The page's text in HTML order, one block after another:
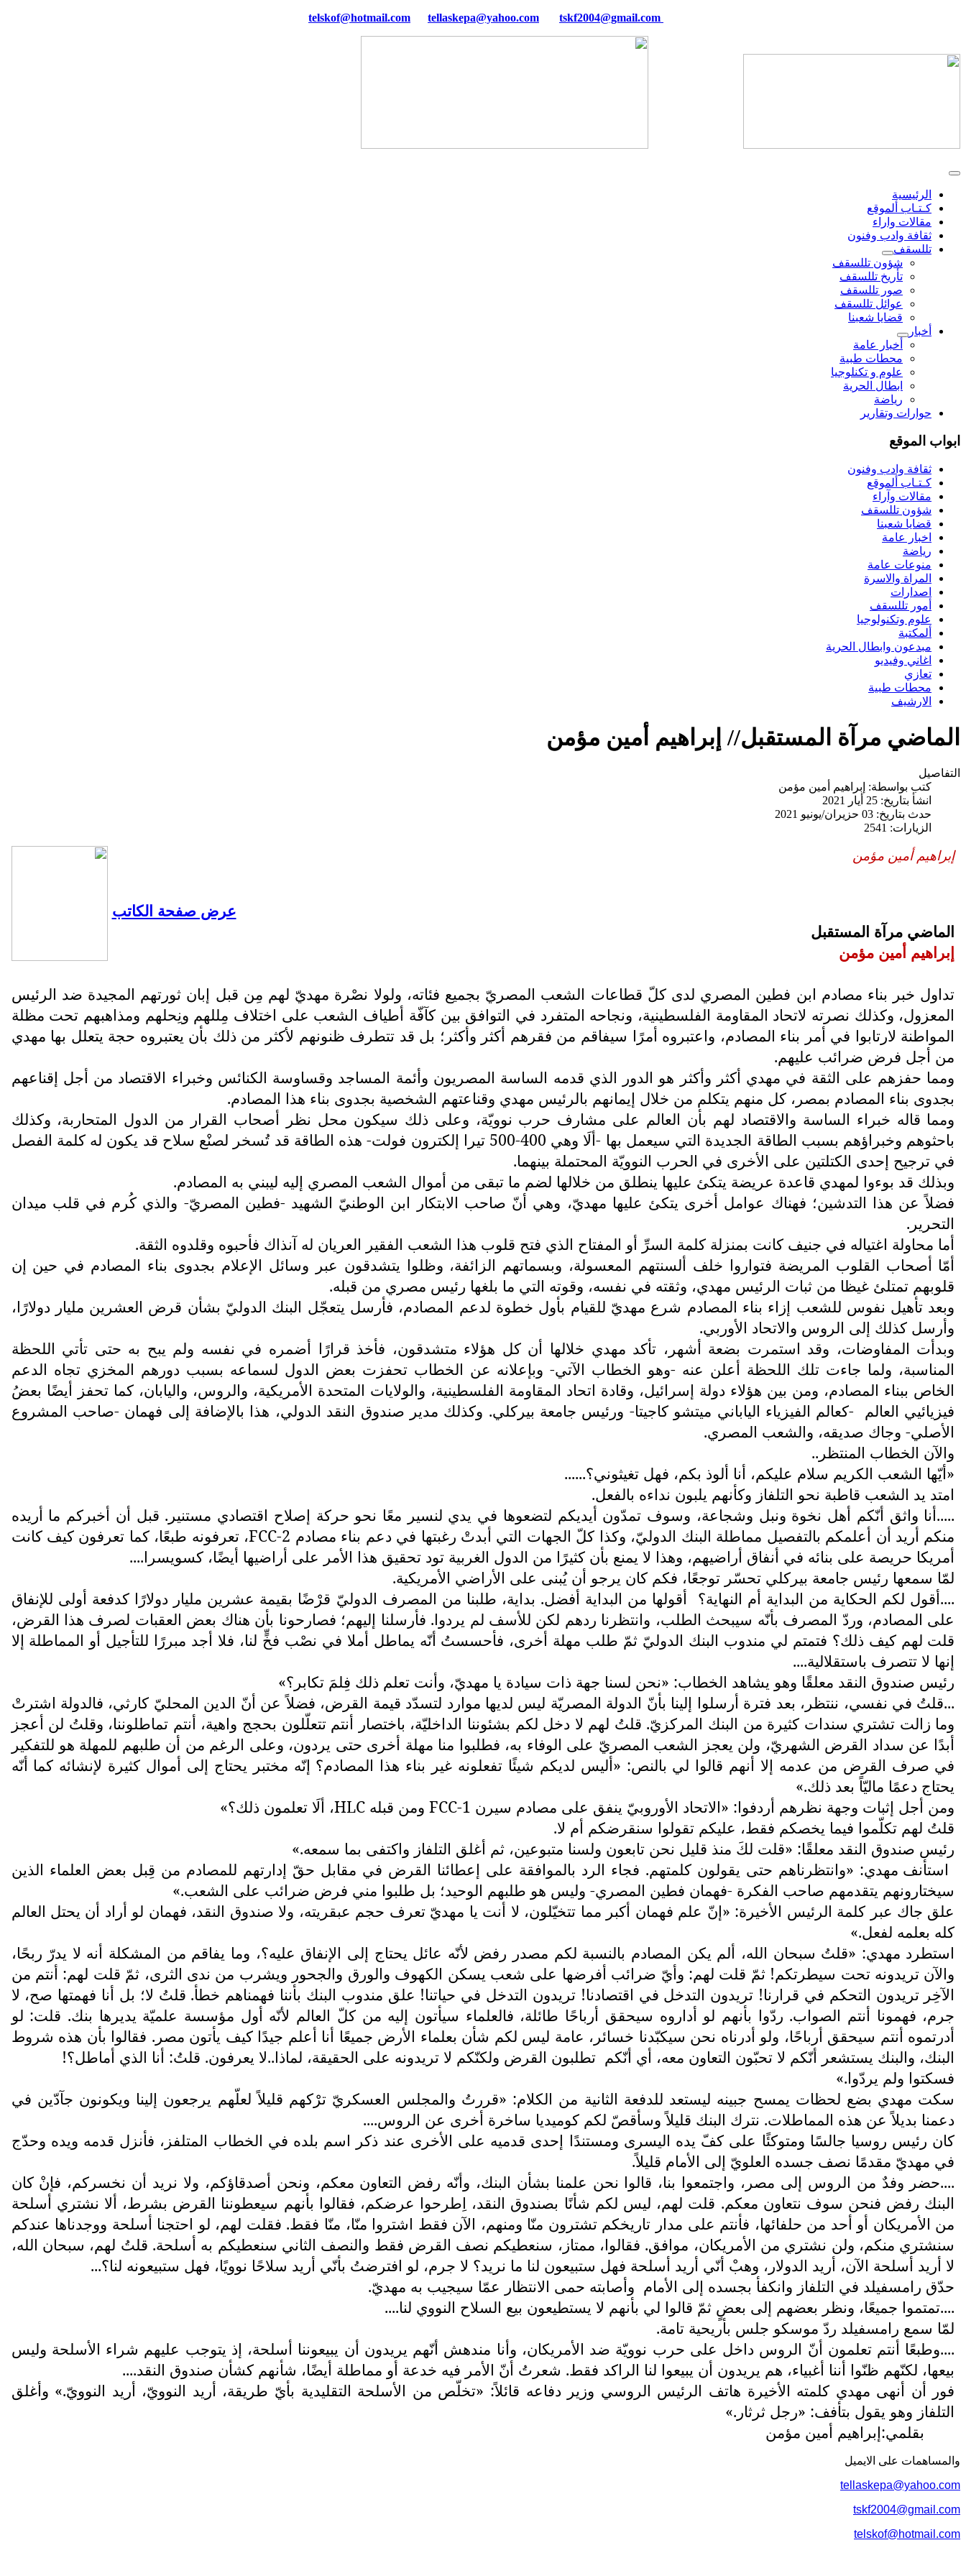
tellaskepa@yahoo.com tskf2004@gmail.com
الرئيسية
كـتـاب ألموقع
مقالات واراء
ثقافة وادب وفنون
تللسقف
شؤون تللسقف
تأريخ تللسقف
صور تللسقف
عوائل تللسقف
قضايا شعبنا
أخبار
أخبار عامة
محطات طبية
علوم و تکنلوجیا
ابطال الحرية
رياضة
حوارات وتقارير
ابواب الموقع
ثقافة وادب وفنون
كـتـاب ألموقع
مقالات وآراء
شؤون تللسقف
قضايا شعبنا
اخبار عامة
رياضة
منوعات عامة
المراة والاسرة
اصدارات
أمور تللسقف
علوم وتكنولوجيا
ألمكتبة
مبدعون وابطال الحرية
اغاني وفيديو
تعازي
محطات طبية
الارشيف
الماضي مرآة المستقبل// إبراهيم أمين مؤمن
التفاصيل
كتب بواسطة: إبراهيم أمين مؤمن
انشأ بتاريخ: 25 أيار 2021
حدث بتاريخ: 03 حزيران/يونيو 2021
الزيارات: 2541
إبراهيم أمين مؤمن
عرض صفحة الكاتب
الماضي مرآة المستقبل
إبراهيم أمين مؤمن
تداول خبر بناء مصادم ابن فطين المصري لدى كلّ قطاعات الشعب المصريّ بجميع فئاته، ولولا نصْرة مهديّ لهم مِن قبل إبان ثورتهم المجيدة ضد الرئيس
المعزول، وكذلك نصرته لاتحاد المقاومة الفلسطينية، ونجاحه المتفرد في التوافق بين كآفّة أطياف الشعب على اختلاف مِللهم ونِحلهم ومذاهبهم تحت مظلة
المواطنة لارتابوا في أمر بناء المصادم، واعتبروه أمرًا سيفاقم من فقرهم أكثر وأكثر؛ بل قد تتطرف ظنونهم لأكثر من ذلك بأن يعتبروه حجة يتعلل بها مهدي
من أجل فرض ضرائب عليهم.
ومما حفزهم على الثقة في مهدي أكثر وأكثر هو الدور الذي قدمه الساسة المصريون وأئمة المساجد وقساوسة الكنائس وخبراء الاقتصاد من أجل إقناعهم
بجدوى بناء المصادم بمصر، كل منهم يتكلم من خلال إيمانهم بالرئيس مهدي وقناعتهم الشخصية بجدوى بناء هذا المصادم.
ومما قاله خبراء الساسة والاقتصاد لهم بأن العالم على مشارف حرب نوويّة، وعلى ذلك سيكون محل نظر أصحاب القرار من الدول المتحاربة، وكذلك
باحثوهم وخبراؤهم بسبب الطاقة الجديدة التي سيعمل بها -ألَا وهي 400-500 تيرا إلكترون فولت- هذه الطاقة قد تُسخر لصنْع سلاح قد يكون له كلمة الفصل
في ترجيح إحدى الكتلتين على الأخرى في الحرب النوويّة المحتملة بينهما.
وبذلك قد بوءوا لمهدي قاعدة عريضة يتكئ عليها ينطلق من خلالها لضم ما تبقى من أموال الشعب المصري إليه ليبني به المصادم.
فضلاً عن هذا التدشين؛ فهناك عوامل أخرى يتكئ عليها مهديّ، وهي أنّ صاحب الابتكار ابن الوطنيّ الشهيد -فطين المصريّ- والذي كُرم في قلب ميدان
التحرير.
أما محاولة اغتياله في جنيف كانت بمنزلة كلمة السرِّ أو المفتاح الذي فتح قلوب هذا الشعب الفقير العريان له آنذاك فأحبوه وقلدوه الثقة.
أمّا أصحاب القلوب المريضة فتواروا خلف ألسنتهم المعسولة، وبسماتهم الزائفة، وظلوا يتشدقون عبر وسائل الإعلام بجدوى بناء المصادم في حين إن
قلوبهم تمتلئ غيظا من ثبات الرئيس مهدي، وثقته في نفسه، وقوته التي ما بلغها رئيس مصري من قبله.
وبعد تأهيل نفوس للشعب إزاء بناء المصادم شرع مهديّ للقيام بأول خطوة لدعم المصادم، فأرسل يتعجّل البنك الدوليّ بشأن قرض العشرين مليار دولارًا،
وأرسل كذلك إلى الروس والاتحاد الأوربي.
وبدأت المفاوضات، وقد استمرت بضعة أشهر، تأكد مهدي خلالها أن كل هؤلاء متشدقون، فأخذ قرارًا أضمره في نفسه ولم يبح به حتى تأتي اللحظة
المناسبة، ولما جاءت تلك اللحظة أعلن عنه -وهو الخطاب الآتي- وبإعلانه عن الخطاب تحفزت بعض الدول لسماعه بسبب دورهم المخزي تجاه الدعم
الخاص ببناء المصادم، ومن بين هؤلاء دولة إسرائيل، وقادة اتحاد المقاومة الفلسطينية، والولايات المتحدة الأمريكية، والروس، واليابان، كما تحفز أيضًا بعضُ
فيزيائيي العالم -كعالم الفيزياء الياباني ميتشو كاجيتا- ورئيس جامعة بيركلي. وكذلك مدير صندوق النقد الدولي، هذا بالإضافة إلى فهمان -صاحب المشروع
الأصلي- وجاك صديقه، والشعب المصري.
والآن الخطاب المنتظر..
«أيّها الشعب الكريم سلام عليكم، أنا ألوذ بكم، فهل تغيثوني؟......
امتد يد الشعب قاطبة نحو التلفاز وكأنهم يلبون نداءه بالفعل.
.....أنا واثق أنّكم أهل نخوة ونبل وشجاعة، وسوف تمدّون أيديكم لتضعوها في يدي لنسير معًا نحو حركة إصلاح اقتصادي مستنير. قبل أن أخبركم ما أريده
منكم أريد أن أعلمكم بالتفصيل مماطلة البنك الدوليّ، وكذا كلّ الجهات التي أبدتْ رغبتها في دعم بناء مصادم FCC-2، تعرفونه طبعًا، كما تعرفون كيف كانت
أمريكا حريصة على بنائه في أنفاق أراضيهم، وهذا لا يمنع بأن كثيرًا من الدول الغربية تود تحقيق هذا الأمر على أراضيها أيضًا، كسويسرا....
لمّا سمعها رئيس جامعة بيركلي تحسّر توجعًا، فكم كان يرجو أن يُبنى على الأراضي الأمريكية.
....أقول لكم الحكاية من البداية أم النهاية؟ أقولها من البداية أفضل. بداية، طلبنا من المصرف الدوليّ قرْضًا بقيمة عشرين مليار دولارًا كدفعة أولى للإنفاق
على المصادم، وردّ المصرف بأنّه سيبحث الطلب، وانتظرنا ردهم لكن للأسف لم يردوا. فأرسلنا إليهم؛ فصارحونا بأن هناك بعض العقبات لصرف هذا القرض،
قلت لهم كيف ذلك؟ فتمتم لي مندوب البنك الدوليّ ثمّ طلب مهلة أخرى، فأحسستُ أنّه يماطل أملا في نصْب فخٍّ لنا، فلا أجد مبررًا للتأجيل أو المماطلة إلا
إنها لا تتصرف باستقلالية....
رئيس صندوق النقد معلقًا وهو يشاهد الخطاب: «نحن لسنا جهة ذات سيادة يا مهديّ، وأنت تعلم ذلك فِلمَ تكابر؟»
...قلتُ في نفسي، ننتظر، بعد فترة أرسلوا إلينا بأنّ الدولة المصريّة ليس لديها موارد لتسدّد قيمة القرض، فضلاً عن أنّ الدين المحليّ كارثي، فالدولة اشترتْ
وما زالت تشتري سندات كثيرة من البنك المركزيّ. قلتُ لهم لا دخل لكم بشئوننا الداخليّة، باختصار أنتم تتعلّلون بحجج واهية، أنتم تماطلوننا، وقلتُ لن أعجز
أبدًا عن سداد القرض الشهريّ، ولن يعجز الشعب المصريّ على الوفاء به، فطلبوا منا مهلة أخرى حتى يردون، وعلى الرغم من أن طلبهم للمهلة هو للتفكير
في صرف القرض من عدمه إلا أنهم قالوا لي بالنص: «أليس لديكم شيئًا تفعلونه غير بناء هذا المصادم؟ إنّه مختبر يحتاج إلى أموال كثيرة لإنشائه كما أنّه
يحتاج دعمًا ماليّاً بعد ذلك.»
ومن أجل إثبات وجهة نظرهم أردفوا: «الاتحاد الأوروبيّ ينفق على مصادم سيرن FCC-1 ومن قبله HLC، ألَا تعلمون ذلك؟»
قلتُ لهم تكلّموا فيما يخصكم فقط، عليكم تقولوا سنقرضكم أم لا.
رئيس صندوق النقد معلقًا: «قلت لكَ منذ قليل نحن تابعون ولسنا متبوعين، ثم أغلق التلفاز واكتفى بما سمعه.»
استأنف مهدي: «وانتظرناهم حتى يقولون كلمتهم. فجاء الرد بالموافقة على إعطائنا القرض في مقابل حقّ إدارتهم للمصادم من قِبل بعض العلماء الذين
سيختارونهم يتقدمهم صاحب الفكرة -فهمان فطين المصري- وليس هو طلبهم الوحيد؛ بل طلبوا مني فرض ضرائب على الشعب.»
علق جاك عبر كلمة الرئيس الأخيرة: «إنّ علم فهمان أكبر مما تتخيّلون، لا أنت يا مهديّ تعرف حجم عبقريته، ولا صندوق النقد، فهمان لو أراد أن يحتل العالم
كله بعلمه لفعل.»
استطرد مهدي: «قلتُ سبحان الله، ألم يكن المصادم بالنسبة لكم مصدر رفض لأنّه عائل يحتاج إلى الإنفاق عليه؟، وما يفاقم من المشكلة أنه لا يدرّ ربحًا،
والآن تريدونه تحت سيطرتكم! ثمّ قلت لهم: وأيّ ضرائب أفرضها على شعب يسكن الكهوف والورق والجحور ويشرب من ندى الثرى، ثمّ قلت لهم: أنتم من
الآخِر تريدون التحكم في قرارنا! تريدون التدخل في اقتصادنا! تريدون التدخل في حياتنا! علق مندوب البنك بأننا فهمناهم خطأ. قلتُ لا؛ بل أنا فهمتها صح، لا
جرم، فهمونا أنتم الصواب. ردّوا بأنهم لو أداروه سيحقق أرباحًا طائلة، فالعلماء سيأتون إليه من كلّ العالم لأنّه أول مؤسسة علميّة يديرها بنك. قلت: لو
أدرتموه أنتم سيحقق أرباحًا، ولو أدرناه نحن سيكبّدنا خسائر، عامة ليس لكم شأن بعلماء الأرض جميعًا أنا أعلم جيدًا كيف يأتون مصر. فقالوا بأن هذه شروط
البنك، والبنك يستشعر أنّكم لا تحبّون التعاون معه، أي أنّكم تطلبون القرض ولكنّكم لا تريدونه على الحقيقة، لماذا..لا يعرفون. قلتُ: أنا الذي أماطل؟!
فسكتوا ولم يردّوا.»
سكت مهدي بضع لحظات يمسح جبينه ليستعد للدفعة الثانية من الكلام: «قررتُ والمجلس العسكريّ ترْكهم قليلاً لعلّهم يرجعون إلينا ويكونون جآدّين في
دعمنا بديلاً عن هذه المماطلات. نترك البنك قليلاً وسأقصّ لكم كوميديا ساخرة أخرى عن الروس....
كان رئيس روسيا جالسًا ومتوكئًا على كفّ يده اليسرى ومستندًا إحدى قدميه على الأخرى عند ذكر اسم بلده في الخطاب المتلفز، فأنزل قدمه ويده وحدّج
في مهديّ مقدمًا نصف جسده العلويّ إلى الأمام قليلاً.
....حضر وفدٌ من الروس إلى مصر، واجتمعوا بنا، قالوا نحن علمنا بشأن البنك، وأنّه رفض التعاون معكم، ونحن أصدقاؤكم، ولا نريد أن نخسركم، فإنْ كان
البنك رفض فنحن سوف نتعاون معكم. قلت لهم، ليس لكم شأنًا بصندوق النقد، اِطرحوا عرضكم، فقالوا بأنهم سيعطوننا القرض بشرط، ألا نشتري أسلحة
من الأمريكان أو أحد من حلفائها، فأنتم على مدار تاريخكم تشترون منّا ومنهم، الآن فقط اشتروا منّا، منّا فقط. فقلت لهم، لو احتجنا أسلحة ووجدناها عندكم
سنشتري منكم، ولن نشتري من الأمريكان، موافق. فقالوا، ممتاز، سنعطيكم نصف القرض فقط والنصف الثاني سنعطيكم به أسلحة. قلتُ لهم، سبحان الله،
لا أريد أسلحة الآن، أريد الدولار، وهبْ أنّي أريد أسلحة فهل ستبيعون لنا ما نريد؟ لا جرم، لو افترضتُ بأنّي أريد سلاحًا نوويًا، فهل ستبيعونه لنا؟...
حدّق رامسفيلد في التلفاز وانكفأ بجسده إلى الأمام وأصابته حمى الانتظار عمّا سيجيب به مهديّ.
....تمتموا جميعًا، ونظر بعضهم إلى بعضٍ ثمّ قالوا لي بأنهم لا يستطيعون بيع السلاح النووي لنا....
لمّا سمع رامسفيلد ردّ موسكو جلس بأريحية تامة.
....وطبعًا أنتم تعلمون أنّ الروس داخل على حرب نوويّة ضد الأمريكان، وأنا مندهش أنّهم يريدون أن يبيعوننا أسلحة، إذ يتوجب عليهم شراء الأسلحة وليس
بيعها، لكنّهم ظنّوا أننا أغبياء، هم يريدون أن يبيعوا لنا الراكد فقط. شعرتُ أنّ الأمر فيه خدعة أو مماطلة أيضًا، شأنهم كشأن صندوق النقد....
فور أن أنهى مهدي كلمته الأخيرة هاتف الرئيس الروسي وزير دفاعه قائلاً: «تخلّص من الأسلحة التقليدية بأيّ طريقة، أريد النوويّ، أريد النوويّ.» وأغلق
التلفاز وهو يقول بتأفف: «رجل ثرثار.»
بقلمي:إبراهيم أمين مؤمن
والمساهمات علی الایمیل
tellaskepa@yahoo.com
tskf2004@gmail.com
telskof@hotmail.com